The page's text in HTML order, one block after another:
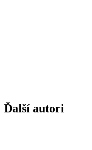
Ďalší autori